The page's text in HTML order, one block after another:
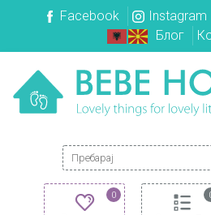
Facebook Instagram
Блог
Search for:
0